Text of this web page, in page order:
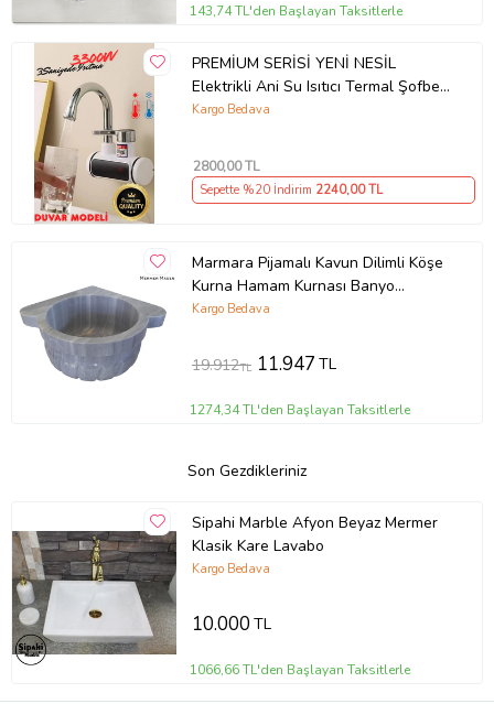
143,74 TL'den Başlayan Taksitlerle
PREMİUM SERİSİ YENİ NESİL
Elektrikli Ani Su Isıtıcı Termal Şofben
Musluk Spiral Başlık Hediye (DUVAR
Kargo Bedava
2800,00 TL
Sepette %20 İndirim 2240,00 TL
Marmara Pijamalı Kavun Dilimli Köşe
Kurna Hamam Kurnası Banyo
Kurnası
Kargo Bedava
19.912TL 11.947TL
1274,34 TL'den Başlayan Taksitlerle
Son Gezdikleriniz
Sipahi Marble Afyon Beyaz Mermer
Klasik Kare Lavabo
Kargo Bedava
10.000TL
1066,66 TL'den Başlayan Taksitlerle